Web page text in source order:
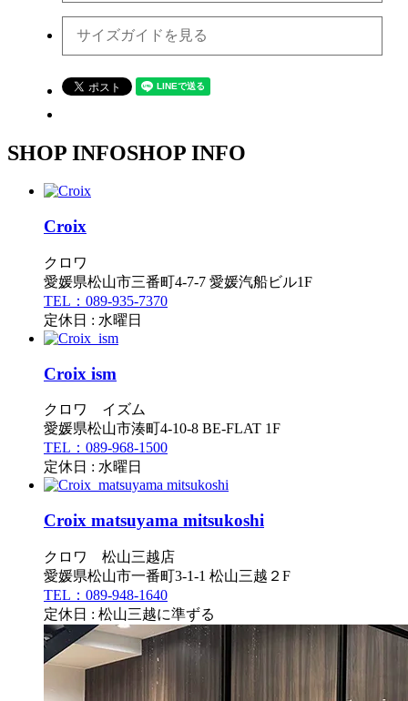
サイズガイドを見る
SHOP INFOSHOP INFO
Croix
クロワ
愛媛県松山市三番町4-7-7 愛媛汽船ビル1F
TEL：089-935-7370
定休日 : 水曜日
Croix ism
クロワ イズム
愛媛県松山市湊町4-10-8 BE-FLAT 1F
TEL：089-968-1500
定休日 : 水曜日
Croix matsuyama mitsukoshi
クロワ 松山三越店
愛媛県松山市一番町3-1-1 松山三越２F
TEL：089-948-1640
定休日 : 松山三越に準ずる